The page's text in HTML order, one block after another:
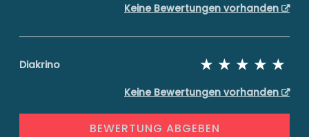
Keine Bewertungen vorhanden
Diakrino
Keine Bewertungen vorhanden
BEWERTUNG ABGEBEN